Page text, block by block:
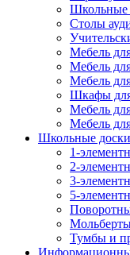
Школьные
Столы
Мебель
Мебель
Мебель
Шкафы для
Мебель
Мебель
Школьные доски
1-
2-
3-
5-
Тумбы и